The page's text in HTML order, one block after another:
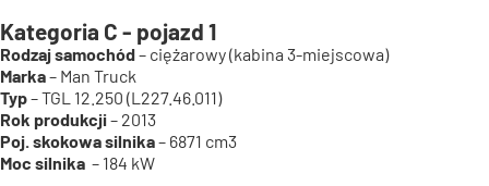
Kategoria C - pojazd 1
Rodzaj samochód– ciężarowy (kabina 3-miejscowa)
Marka– Man Truck
Typ– TGL 12.250 (L227.46.011)
Rok produkcji– 2013
Poj. skokowa silnika– 6871 cm3
Moc silnika – 184 kW